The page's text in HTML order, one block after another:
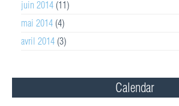
juin 2014 (11)
mai 2014 (4)
avril 2014 (3)
Calendar